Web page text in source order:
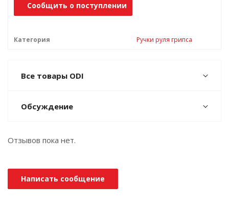
Сообщить о поступлении
Категория Ручки руля грипса
Все товары ODI
Обсуждение
Отзывов пока нет.
Написать сообщение